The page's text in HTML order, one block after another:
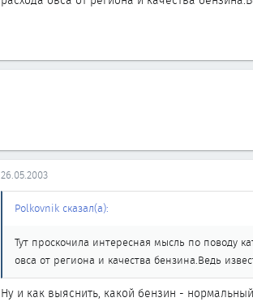
26.05.2003
Polkovnik сказал(а):
Тут проскочила интересная мысль по поводу
овса от региона и качества бензина.Ведь
Ну и как выяснить, какой бензин -